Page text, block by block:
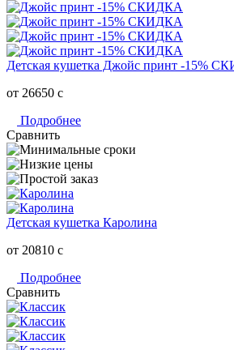
Детская кушетка Джойс принт -15%
от 26650 c
Подробнее
Сравнить
Детская кушетка Каролина
от 20810 c
Подробнее
Сравнить